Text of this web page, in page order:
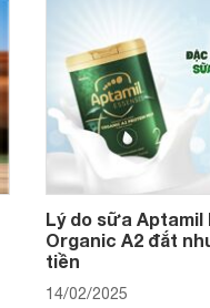
Lý do sữa Aptamil
Organic A2 đắt
tiền
14/02/2025